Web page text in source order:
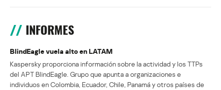
INFORMES
BlindEagle vuela alto en LATAM
Kaspersky proporciona información sobre la actividad y los TTPs
del APT BlindEagle. Grupo que apunta a organizaciones e
individuos en Colombia, Ecuador, Chile, Panamá y otros países de